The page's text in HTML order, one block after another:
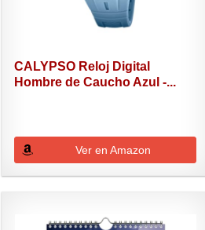
CALYPSO Reloj Digital
Hombre de Caucho Azul -...
Ver en Amazon